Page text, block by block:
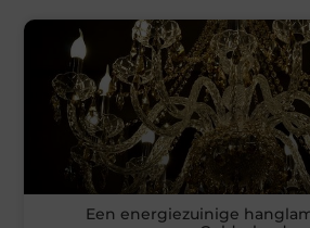
Een energiezuinige